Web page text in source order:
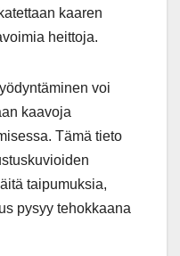
kaaren
heittoja.
voi
kaavoja
Tämä tieto
taipumuksia,
pysyy tehokkaana